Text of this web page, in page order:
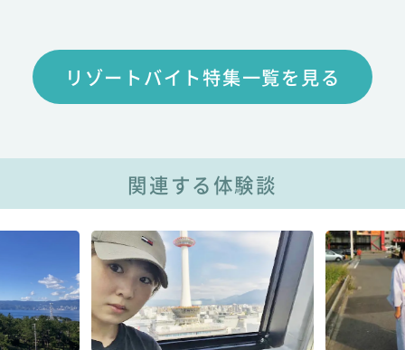
リゾートバイト特集一覧を見る
関連する体験談